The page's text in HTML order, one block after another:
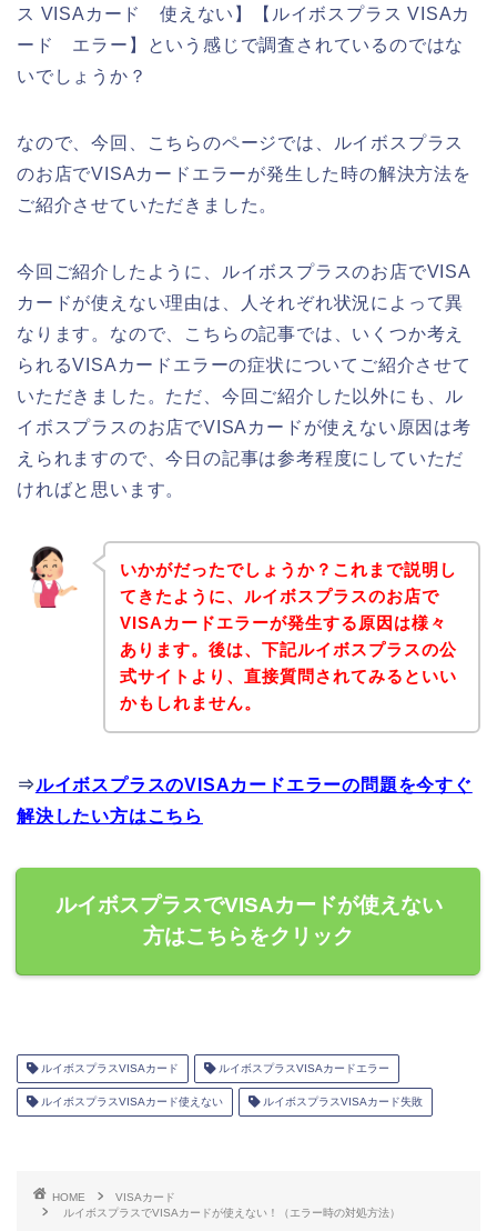
ス VISAカード 使えない】【ルイボスプラス VISAカ
ード エラー】という感じで調査されているのではな
いでしょうか？
なので、今回、こちらのページでは、ルイボスプラス
のお店でVISAカードエラーが発生した時の解決方法を
ご紹介させていただきました。
今回ご紹介したように、ルイボスプラスのお店でVISA
カードが使えない理由は、人それぞれ状況によって異
なります。なので、こちらの記事では、いくつか考え
られるVISAカードエラーの症状についてご紹介させて
いただきました。ただ、今回ご紹介した以外にも、ル
イボスプラスのお店でVISAカードが使えない原因は考
えられますので、今日の記事は参考程度にしていただ
ければと思います。
いかがだったでしょうか？これまで説明し
てきたように、ルイボスプラスのお店で
VISAカードエラーが発生する原因は様々
あります。後は、下記ルイボスプラスの公
式サイトより、直接質問されてみるといい
かもしれません。
⇒ルイボスプラスのVISAカードエラーの問題を今すぐ
解決したい方はこちら
ルイボスプラスでVISAカードが使えない
方はこちらをクリック
ルイボスプラスVISAカード ルイボスプラスVISAカードエラー
ルイボスプラスVISAカード使えない ルイボスプラスVISAカード失敗
HOME
VISAカード
ルイボスプラスでVISAカードが使えない！（エラー時の対処方法）